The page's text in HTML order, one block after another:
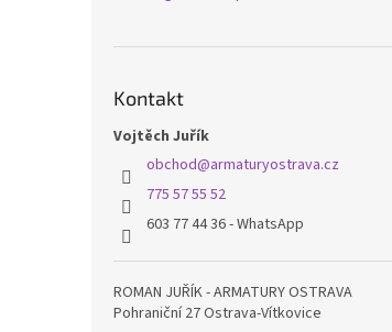
Kontakt
Vojtěch Juřík
obchod@armaturyostrava.cz
775 57 55 52
603 77 44 36 - WhatsApp
ROMAN JUŘÍK - ARMATURY OSTRAVA
Pohraniční 27 Ostrava-Vítkovice